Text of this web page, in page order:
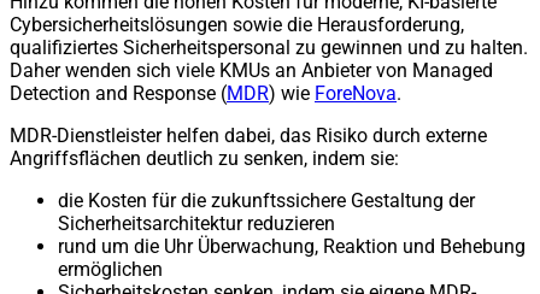
Cybersicherheitslösungen sowie die Herausforderung,
qualifiziertes Sicherheitspersonal zu gewinnen und zu halten.
Daher wenden sich viele KMUs an Anbieter von Managed
Detection and Response (MDR) wie ForeNova.
MDR-Dienstleister helfen dabei, das Risiko durch externe
Angriffsflächen deutlich zu senken, indem sie:
die Kosten für die zukunftssichere Gestaltung der
Sicherheitsarchitektur reduzieren
rund um die Uhr Überwachung, Reaktion und Behebung
ermöglichen